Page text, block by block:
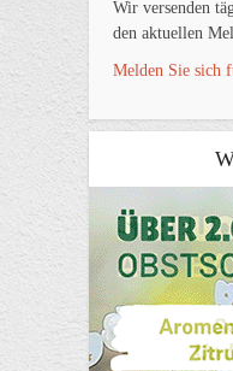
Wir versenden
den aktuellen
Melden Sie sich